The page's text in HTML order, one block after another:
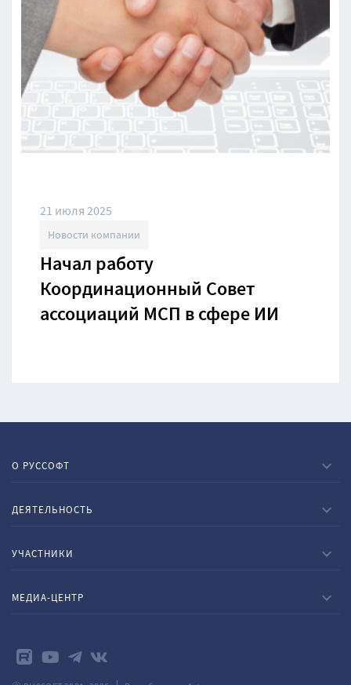
21 июля 2025
Новости компании
Начал работу
Координационный Совет
ассоциаций МСП в сфере ИИ
О РУССОФТ
ДЕЯТЕЛЬНОСТЬ
УЧАСТНИКИ
МЕДИА-ЦЕНТР